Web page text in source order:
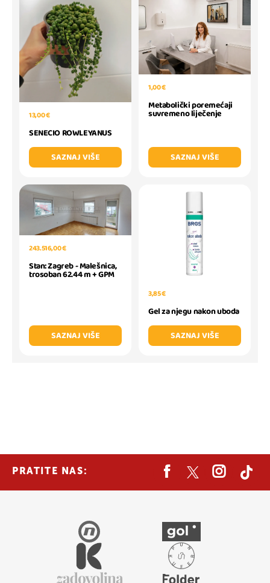
13,00 €
SENECIO ROWLEYANUS
SAZNAJ VIŠE
1,00 €
Metabolički poremećaji
suvremeno liječenje
SAZNAJ VIŠE
243.516,00 €
Stan: Zagreb - Malešnica,
trosoban 62.44 m + GPM
SAZNAJ VIŠE
3,85 €
Gel za njegu nakon uboda
SAZNAJ VIŠE
PRATITE NAS: